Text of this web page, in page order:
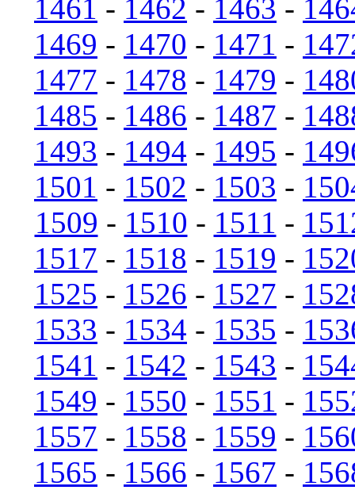
1461 - 1462 - 1463 -
1469 - 1470 - 1471 -
1477 - 1478 - 1479 -
1485 - 1486 - 1487 -
1493 - 1494 - 1495 -
1501 - 1502 - 1503 -
1509 - 1510 - 1511 -
1517 - 1518 - 1519 -
1525 - 1526 - 1527 -
1533 - 1534 - 1535 -
1541 - 1542 - 1543 -
1549 - 1550 - 1551 -
1557 - 1558 - 1559 -
1565 - 1566 - 1567 -